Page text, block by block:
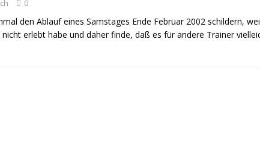
0
den Ablauf eines Samstages Ende Februar 2002 schildern,
erlebt habe und daher finde, daß es für andere Trainer